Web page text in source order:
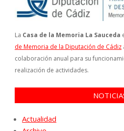
La Casa de la Memoria La Sauceda
de Memoria de la Diputación de Cádiz
colaboración anual para su
realización de actividades.
Actualidad